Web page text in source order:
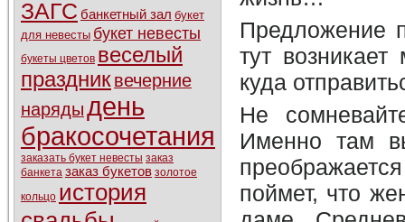
ЗАГС банкетный зал букет
для невесты букет невесты
букеты цветов веселый
праздниквечерние
нарядыдень
бракосочетания
заказать букет невесты заказ
банкета заказ букетов золотое
кольцо история
Предложение
тут
куда
Не
Именно там
поймет, что